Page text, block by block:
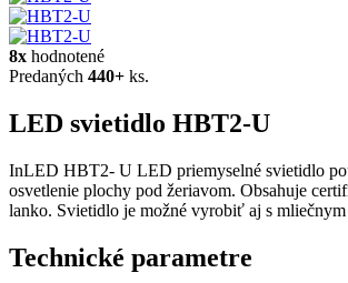
8x hodnotené
Predaných 440+ ks.
LED svietidlo HBT2-U
InLED HBT2- U LED priemyselné svietidlo
osvetlenie plochy pod žeriavom. Obsahuje
lanko. Svietidlo je možné vyrobiť aj s
Technické parametre